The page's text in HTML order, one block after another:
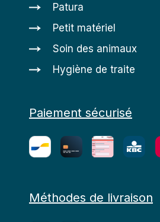
Patura
Petit matériel
Soin des animaux
Hygiène de traite
Paiement sécurisé
Méthodes de livraison